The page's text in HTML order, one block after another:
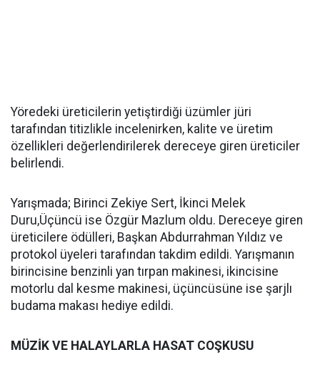
Yöredeki üreticilerin yetiştirdiği üzümler jüri
tarafından titizlikle incelenirken, kalite ve üretim
özellikleri değerlendirilerek dereceye giren üreticiler
belirlendi.
Yarışmada; Birinci Zekiye Sert, İkinci Melek
Duru,Üçüncü ise Özgür Mazlum oldu. Dereceye giren
üreticilere ödülleri, Başkan Abdurrahman Yıldız ve
protokol üyeleri tarafından takdim edildi. Yarışmanın
birincisine benzinli yan tırpan makinesi, ikincisine
motorlu dal kesme makinesi, üçüncüsüne ise şarjlı
budama makası hediye edildi.
MÜZİK VE HALAYLARLA HASAT COŞKUSU